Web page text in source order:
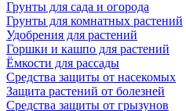
Грунты для сада и огорода
Грунты для комнатных растений
Удобрения для растений
Горшки и кашпо для растений
Ёмкости для рассады
Средства защиты от насекомых
Защита растений от болезней
Средства защиты от грызунов